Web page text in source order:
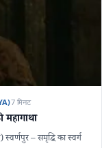
7 मिनट
– समृद्धि का स्वर्ग